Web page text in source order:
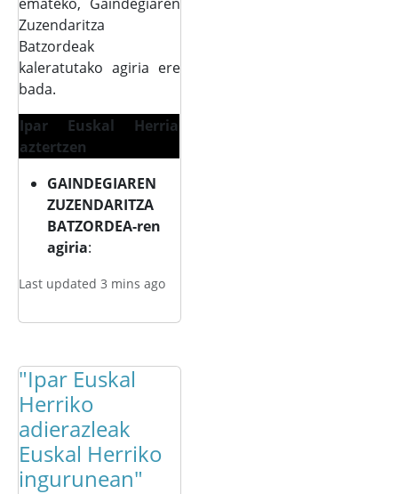
Zuzendaritza
Batzordeak
kaleratutako agiria ere
bada.
Ipar Euskal Herria
aztertzen
GAINDEGIAREN
ZUZENDARITZA
BATZORDEA-ren
agiria:
Last updated 3 mins ago
"Ipar Euskal
Herriko
adierazleak
Euskal Herriko
ingurunean"